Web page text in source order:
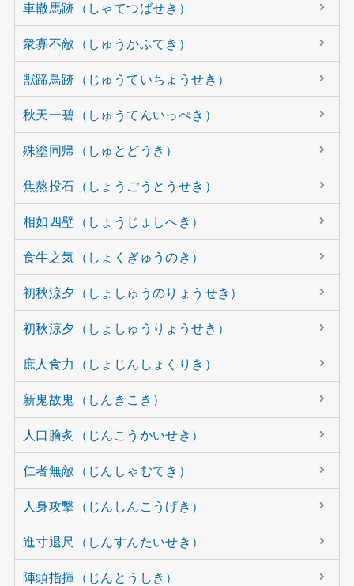
車轍馬跡（しゃてつばせき）
衆寡不敵（しゅうかふてき）
獣蹄鳥跡（じゅうていちょうせき）
秋天一碧（しゅうてんいっぺき）
殊塗同帰（しゅとどうき）
焦熬投石（しょうごうとうせき）
相如四壁（しょうじょしへき）
食牛之気（しょくぎゅうのき）
初秋涼夕（しょしゅうのりょうせき）
初秋涼夕（しょしゅうりょうせき）
庶人食力（しょじんしょくりき）
新鬼故鬼（しんきこき）
人口膾炙（じんこうかいせき）
仁者無敵（じんしゃむてき）
人身攻撃（じんしんこうげき）
進寸退尺（しんすんたいせき）
陣頭指揮（じんとうしき）